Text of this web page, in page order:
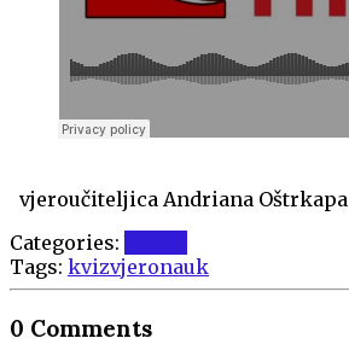
vjeroučiteljica Andriana Oštrkapa
Categories:
Tags: kvizvjeronauk
0 Comments